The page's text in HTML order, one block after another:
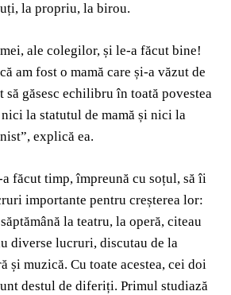
la propriu, la birou.
ale colegilor, și le-a făcut bine!
am fost o mamă care și-a văzut de
să găsesc echilibru în toată povestea
la statutul de mamă și nici la
explică ea.
a făcut timp, împreună cu soțul, să îi
importante pentru creșterea lor:
la teatru, la operă, citeau
diverse lucruri, discutau de la
muzică. Cu toate acestea, cei doi
destul de diferiți. Primul studiază